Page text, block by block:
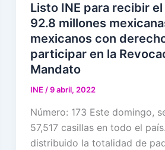
Listo INE para recibir
92.8 millones
mexicanos con
participar en la
Mandato
INE/9 abril, 2022
Número: 173 Este domingo,
57,517 casillas en todo el
distribuido la totalidad de